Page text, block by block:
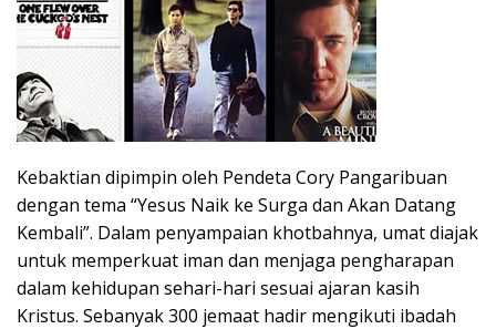
Kebaktian dipimpin oleh Pendeta Cory Pangaribuan
dengan tema “Yesus Naik ke Surga dan Akan Datang
Kembali”. Dalam penyampaian khotbahnya, umat diajak
untuk memperkuat iman dan menjaga pengharapan
dalam kehidupan sehari-hari sesuai ajaran kasih
Kristus. Sebanyak 300 jemaat hadir mengikuti ibadah